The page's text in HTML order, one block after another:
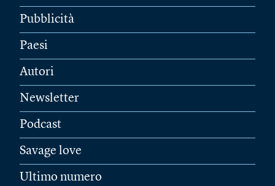
Pubblicità
Paesi
Autori
Newsletter
Podcast
Savage love
Ultimo numero